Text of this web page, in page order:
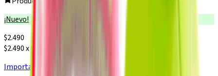
¡Nuevo!
$2.490
$2.490 x un
Importadora Italiana